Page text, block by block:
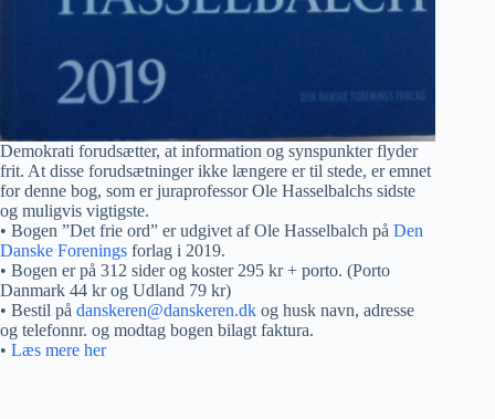
Demokrati forudsætter, at information og synspunkter flyder
frit. At disse forudsætninger ikke længere er til stede, er emnet
for denne bog, som er juraprofessor Ole Hasselbalchs sidste
og muligvis vigtigste.
• Bogen ”Det frie ord” er udgivet af Ole Hasselbalch på Den
Danske Forenings forlag i 2019.
• Bogen er på 312 sider og koster 295 kr + porto. (Porto
Danmark 44 kr og Udland 79 kr)
• Bestil på danskeren@danskeren.dk og husk navn, adresse
og telefonnr. og modtag bogen bilagt faktura.
• Læs mere her